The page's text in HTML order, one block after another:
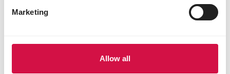
Marketing
Allow all
tarwe 20%